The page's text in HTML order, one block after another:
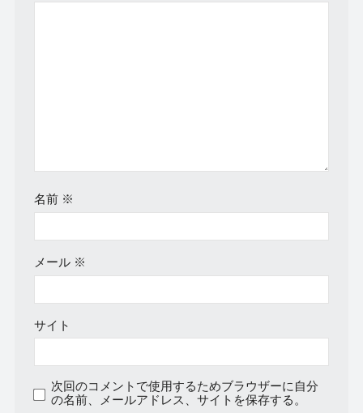
名前 ※
メール ※
サイト
次回のコメントで使用するためブラウザーに自分
の名前、メールアドレス、サイトを保存する。